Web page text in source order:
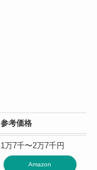
参考価格
1万7千〜2万7千円
Amazon